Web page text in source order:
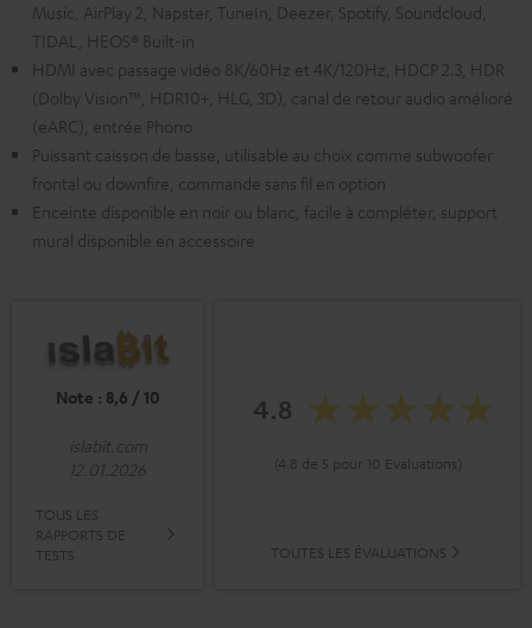
Music, AirPlay 2, Napster, TuneIn, Deezer, Spotify, Soundcloud,
TIDAL, HEOS® Built-in
HDMI avec passage vidéo 8K/60Hz et 4K/120Hz, HDCP 2.3, HDR
(Dolby Vision™, HDR10+, HLG, 3D), canal de retour audio amélioré
(eARC), entrée Phono
Puissant caisson de basse, utilisable au choix comme subwoofer
frontal ou downfire, commande sans fil en option
Enceinte disponible en noir ou blanc, facile à compléter, support
mural disponible en accessoire
Note : 8,6 / 10
islabit.com
12.01.2026
TOUS LES
RAPPORTS DE
TESTS
4.8
(4.8 de 5 pour 10 Evaluations)
TOUTES LES ÉVALUATIONS